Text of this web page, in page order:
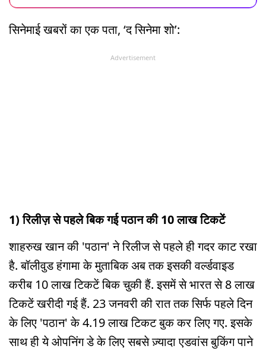
सिनेमाई खबरों का एक पता, ‘द सिनेमा शो’:
Advertisement
1) रिलीज़ से पहले बिक गई पठान की 10 लाख टिकटें
शाहरुख खान की 'पठान' ने रिलीज से पहले ही गदर काट रखा
है. बॉलीवुड हंगामा के मुताबिक अब तक इसकी वर्ल्डवाइड
करीब 10 लाख टिकटें बिक चुकी हैं. इसमें से भारत से 8 लाख
टिकटें खरीदी गई हैं. 23 जनवरी की रात तक सिर्फ पहले दिन
के लिए 'पठान' के 4.19 लाख टिकट बुक कर लिए गए. इसके
साथ ही ये ओपनिंग डे के लिए सबसे ज़्यादा एडवांस बुकिंग पाने